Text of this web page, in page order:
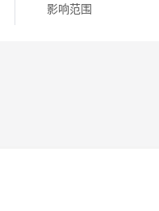
影响范围